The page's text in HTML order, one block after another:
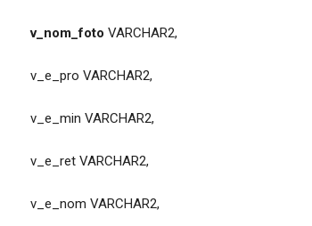
v_nom_foto VARCHAR2,